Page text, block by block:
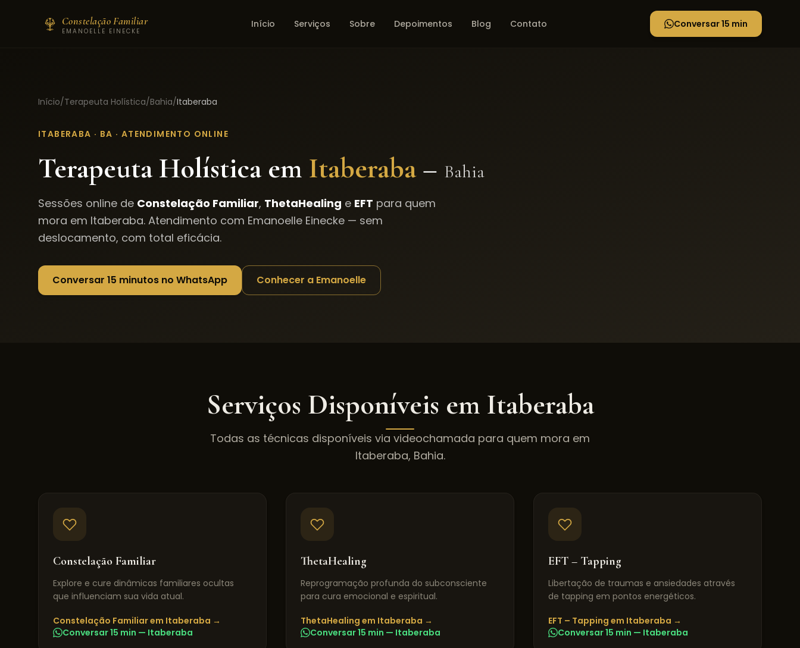
Constelação Familiar
EMANOELLE EINECKE
Início Serviços Sobre Depoimentos Blog Contato Conversar 15 min
Início/Terapeuta Holística/Bahia/Itaberaba
ITABERABA · BA · ATENDIMENTO ONLINE
Terapeuta Holística em Itaberaba– Bahia
Sessões online de Constelação Familiar, ThetaHealing e EFT para quem
mora em Itaberaba. Atendimento com Emanoelle Einecke — sem
deslocamento, com total eficácia.
Conversar 15 minutos no WhatsApp Conhecer a Emanoelle
Serviços Disponíveis em Itaberaba
Todas as técnicas disponíveis via videochamada para quem mora em
Itaberaba, Bahia.
Constelação Familiar
Explore e cure dinâmicas familiares ocultas
que influenciam sua vida atual.
Constelação Familiarem Itaberaba →
Conversar 15 min — Itaberaba
ThetaHealing
Reprogramação profunda do subconsciente
para cura emocional e espiritual.
ThetaHealing em Itaberaba →
Conversar 15 min — Itaberaba
EFT – Tapping
Libertação de traumas e ansiedades através
de tapping em pontos energéticos.
EFT – Tapping em Itaberaba →
Conversar 15 min — Itaberaba